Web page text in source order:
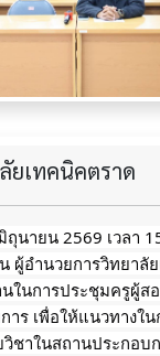
ยเทคนิคตราด
นายน 2569 เวลา
ผู้อำนวยการวิทยาลั
ในการประชุมครูผู้ส
าร เพื่อให้แนวทางใ
วิชาในสถานประกอบ